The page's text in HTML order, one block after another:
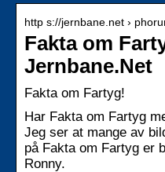
http s://jernbane.net ›
Fakta om
Jernbane.Net
Fakta om Fartyg!
Har Fakta om Fartyg
Jeg ser at mange av
på Fakta om Fartyg er
Ronny.